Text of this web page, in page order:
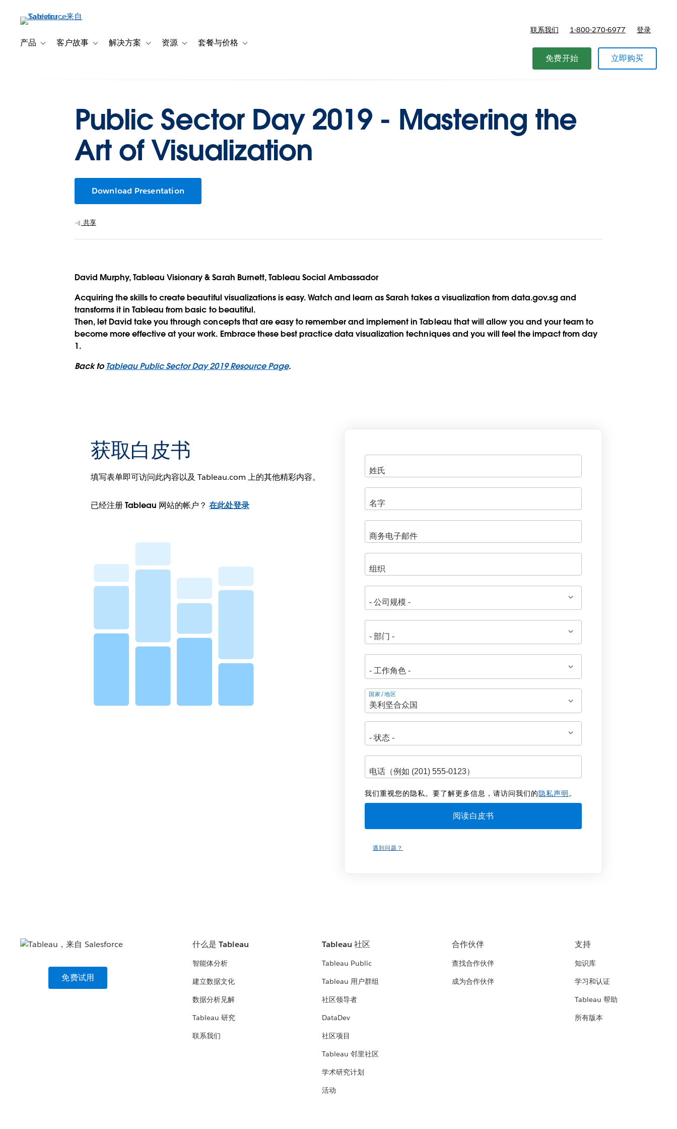
产品 Toggle sub-navigation for 产品
客户故事 Toggle sub-navigation for 客户故事
解决方案 Toggle sub-navigation for 解决方案
资源 Toggle sub-navigation for 资源
套餐与价格 Toggle sub-navigation for 套餐与价格
联系我们 1-800-270-6977 登录
免费开始 立即购买
Public Sector Day 2019 - Mastering the
Art of Visualization
Download Presentation
共享
David Murphy, Tableau Visionary & Sarah Burnett, Tableau Social Ambassador
Acquiring the skills to create beautiful visualizations is easy. Watch and learn as Sarah takes a visualization from data.gov.sg and
transforms it in Tableau from basic to beautiful.
Then, let David take you through concepts that are easy to remember and implement in Tableau that will allow you and your team to
become more effective at your work. Embrace these best practice data visualization techniques and you will feel the impact from day
1.
Back to Tableau Public Sector Day 2019 Resource Page.
获取白皮书
填写表单即可访问此内容以及 Tableau.com 上的其他精彩内容。
已经注册 Tableau 网站的帐户？在此处登录
地
址
国家/地区
我们重视您的隐私。要了解更多信息，请访问我们的隐私声明。
遇到问题？
免费试用
什么是 Tableau
智能体分析
建立数据文化
数据分析见解
Tableau 研究
联系我们
Tableau 社区
Tableau Public
Tableau 用户群组
社区领导者
DataDev
社区项目
Tableau 邻里社区
学术研究计划
活动
合作伙伴
查找合作伙伴
成为合作伙伴
支持
知识库
学习和认证
Tableau 帮助
所有版本